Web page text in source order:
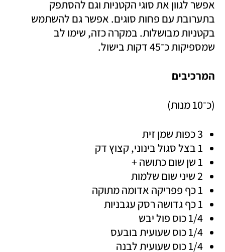
שמספיקות כ־45 דקות בישול.
המרכיבים
(כ־10 מנות)
3 כפות שמן זית
1 בצל סגול בינוני, קצוץ דק
1 שן שום כתושה +
2 שיני שום שלמות
1 כף פפריקה אדומה מתוקה
1 כף גדושה רסק עגבניות
1/4 כוס פול יבש
1/4 כוס שעועית בובעס
1/4 כוס שעועית לבנה